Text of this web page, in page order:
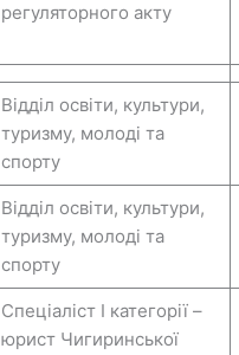
регуляторного акту
Відділ освіти, культури,
туризму, молоді та
спорту
Відділ освіти, культури,
туризму, молоді та
спорту
Спеціаліст I категорії –
юрист Чигиринської